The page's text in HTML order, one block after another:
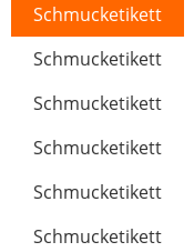
Schmucketikett
Schmucketikett
Schmucketikett
Schmucketikett
Schmucketikett
Schmucketikett